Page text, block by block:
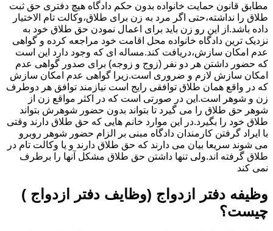
مطابق قانون حمایت خانواده بدون حکم دادگاه هیچ دفتری حق ثبت
طلاق را نداشته،حتی اگر مرد به زن برای طلاق،وکالت تام الاختیار
داده باشد.از این رو زن باید برای اعمال نمودن حق طلاق خود به
نزدیک ترین دادگاه خانواده محل اقامت خود مراجعه کرده و گواهی
عدم امکان سازش،دریافت کند.مساله ای که وجود دارد این است
که حضور داشتن هر دو نفر (زوج و زوجه) برای صدور گواهی عدم
امکان سازش لازم و ضروری است.زیرا گواهی عدم امکان سازش
که در واقع همان طلاق توافقی رایج است نیازمند توافق هر دوطرف
زن و شوهر است.این در صورتی است که در اکثر مواقع زن از
شوهر حق طلاق را می گیرد تا بتواند بدون حضور شوهرش بتواند
طلاق خود را بگیرد.در این موارد خانم هایی که حق طلاق دارند وقتی
با ایراد گرفتن کارمندان دادگاه مبنی بر الزام حضور شوهر روبرو
می شوند سریعا بیان می دارند که حق طلاق دارند و یا وکالت تام در
طلاق گرفته اند.ولی تنها داشتن حق طلاق مشکل آنها را برطرف
نمی کند
وظیفه دفتر ازدواج (وظایف دفتر ازدواج )
چیست؟